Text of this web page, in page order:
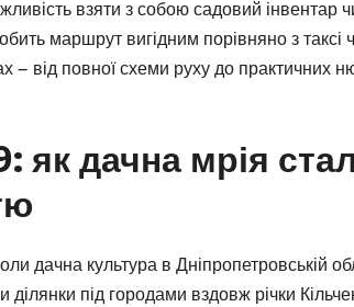
взяти з собою садовий інвентар
маршрут вигідним порівняно з таксі
— від повної схеми руху до практичних
як дачна мрія
дачна культура в Дніпропетровській
під городами вздовж річки